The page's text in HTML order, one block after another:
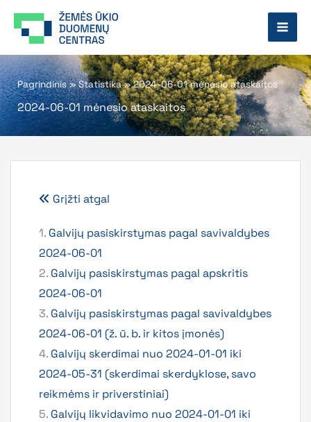
prie
Pagrindinis»Statistika»2024-06-01 mėnesio ataskaitos
2024-06-01 mėnesio ataskaitos
Grįžti atgal
1. Galvijų pasiskirstymas pagal savivaldybes
2024-06-01
2. Galvijų pasiskirstymas pagal apskritis
2024-06-01
3. Galvijų pasiskirstymas pagal savivaldybes
2024-06-01 (ž. ū. b. ir kitos įmonės)
4. Galvijų skerdimai nuo 2024-01-01 iki
2024-05-31 (skerdimai skerdyklose, savo
reikmėms ir priverstiniai)
5. Galvijų likvidavimo nuo 2024-01-01 iki